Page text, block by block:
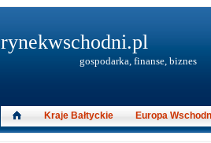
rynekwschodni.pl
gospodarka, finanse, biznes
Kraje Bałtyckie Europa